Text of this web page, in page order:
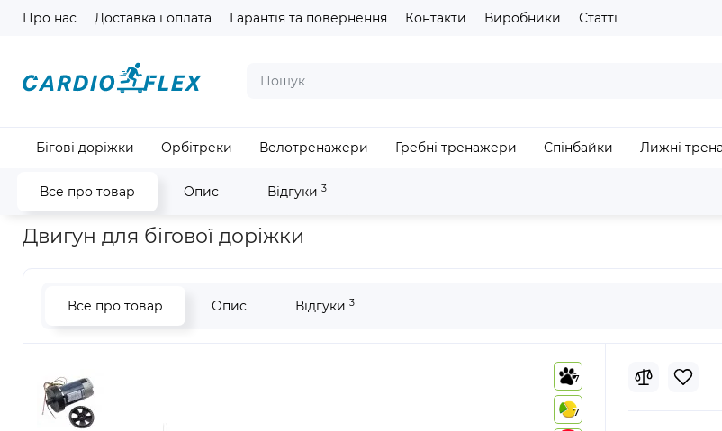
Про нас Доставка і оплата Гарантія та повернення Контакти Виробники Статті
Бігові доріжки Орбітреки Велотренажери Гребні тренажери Спінбайки Лижні
Все про товар Опис Відгуки 3
Головна Аксесуари для кардіотренажерів Двигуни для бігових доріжок
Двигун для бігової доріжки
Мова магазину
Все про товар Опис Відгуки 3
7
7